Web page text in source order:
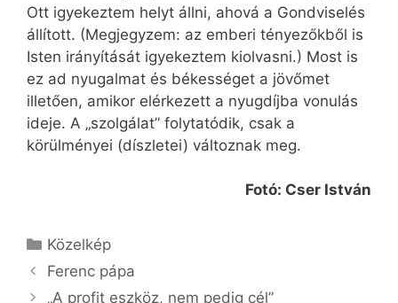
Ott igyekeztem helyt állni, ahová a Gondviselés
állított. (Megjegyzem: az emberi tényezőkből is
Isten irányítását igyekeztem kiolvasni.) Most is
ez ad nyugalmat és békességet a jövőmet
illetően, amikor elérkezett a nyugdíjba vonulás
ideje. A „szolgálat” folytatódik, csak a
körülményei (díszletei) változnak meg.
Fotó: Cser István
Kategória
Közelkép
Ferenc pápa
„A profit eszköz, nem pedig cél”